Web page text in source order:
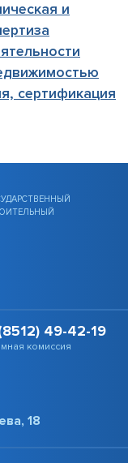
и
сертификация
49-42-19
комиссия
18